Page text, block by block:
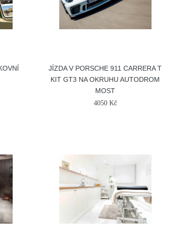
JÍZDA V PORSCHE 911 CARRERA T
KIT GT3 NA OKRUHU AUTODROM
MOST
4050 Kč